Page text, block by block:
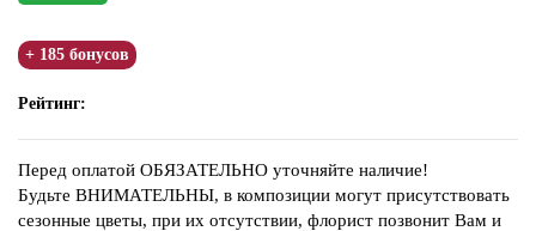
+ 185 бонусов
Рейтинг:
Перед оплатой ОБЯЗАТЕЛЬНО уточняйте наличие!
Будьте ВНИМАТЕЛЬНЫ, в композиции могут присутствовать
сезонные цветы, при их отсутствии, флорист позвонит Вам и